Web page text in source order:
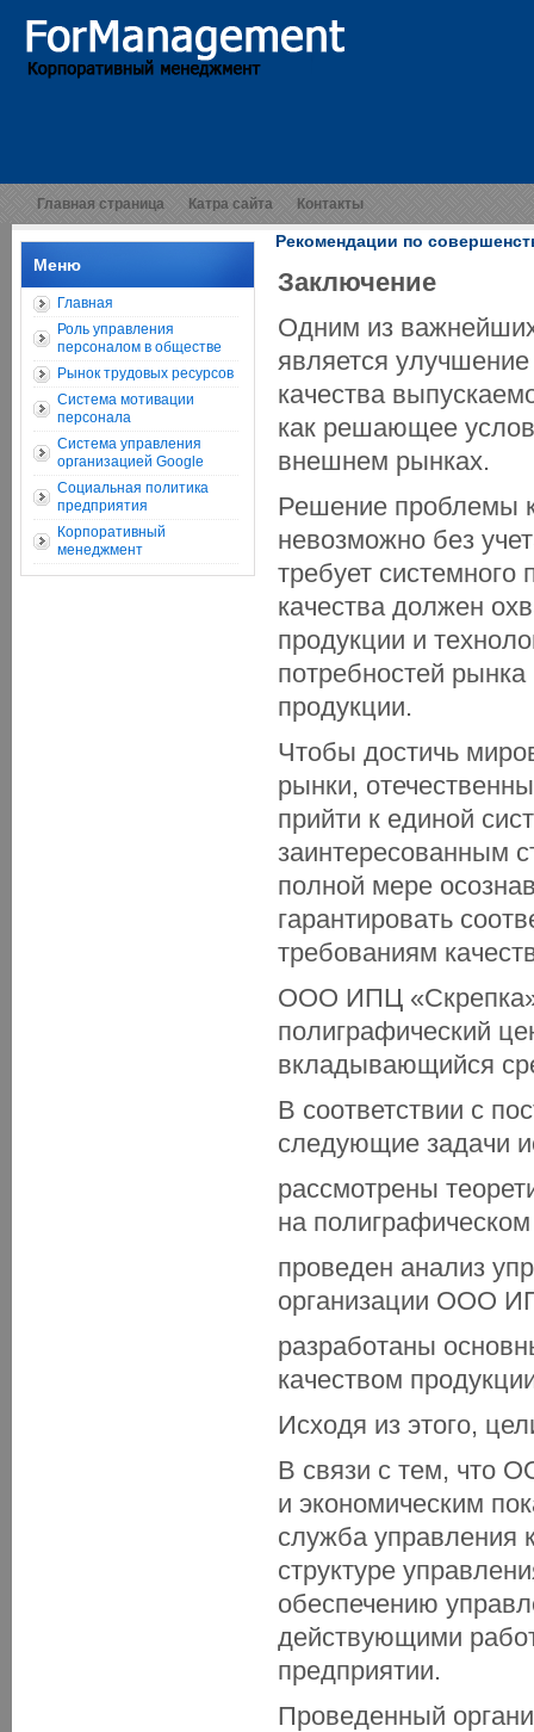
Главная страница Катра сайта Контакты
Меню
Главная
Роль управления
персоналом в обществе
Рынок трудовых ресурсов
Система мотивации
персонала
Система управления
организацией Google
Социальная политика
предприятия
Корпоративный
менеджмент
Рекомендации по
Заключение
Одним из
является
качества
как решающее
внешнем рынках.
Решение проблемы
невозможно без
требует
качества должен
продукции и
потребностей
продукции.
Чтобы достичь
рынки,
прийти к единой
заинтересованным
полной мере
гарантировать
требованиям
ООО ИПЦ «Скрепка»
полиграфический
вкладывающийся
В соответствии с
следующие задачи
рассмотрены
на
проведен анализ
организации ООО
разработаны
качеством
Исходя из этого,
В связи с тем, что
и экономическим
служба управления
структуре
обеспечению
действующими
предприятии.
Проведенный